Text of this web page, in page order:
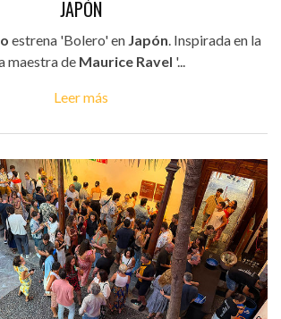
JAPÓN
estrena 'Bolero' en Japón . Inspirada en la
maestra de Maurice Ravel '...
Leer más